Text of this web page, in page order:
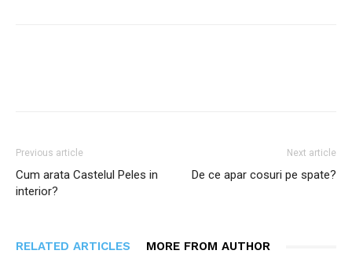
Previous article
Cum arata Castelul Peles in
interior?
Next article
De ce apar cosuri pe spate?
RELATED ARTICLES MORE FROM AUTHOR